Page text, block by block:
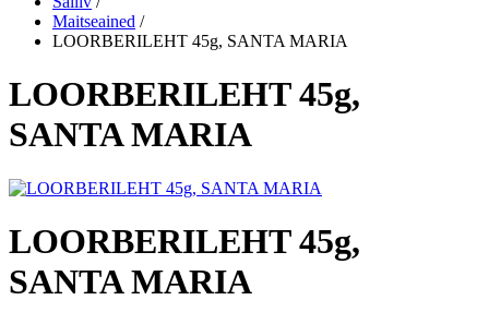
Maitseained /
LOORBERILEHT 45g, SANTA MARIA
LOORBERILEHT 45g,
SANTA MARIA
LOORBERILEHT 45g,
SANTA MARIA